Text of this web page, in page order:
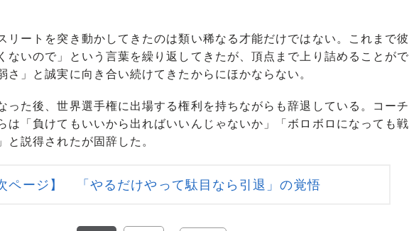
ートを突き動かしてきたのは類い稀なる才能だけではない。これまで彼
ないので」という言葉を繰り返してきたが、頂点まで上り詰めることがで
さ」と誠実に向き合い続けてきたからにほかならない。
た後、世界選手権に出場する権利を持ちながらも辞退している。コーチ
は「負けてもいいから出ればいいんじゃないか」「ボロボロになっても戦
と説得されたが固辞した。
次ページ】 「やるだけやって駄目なら引退」の覚悟